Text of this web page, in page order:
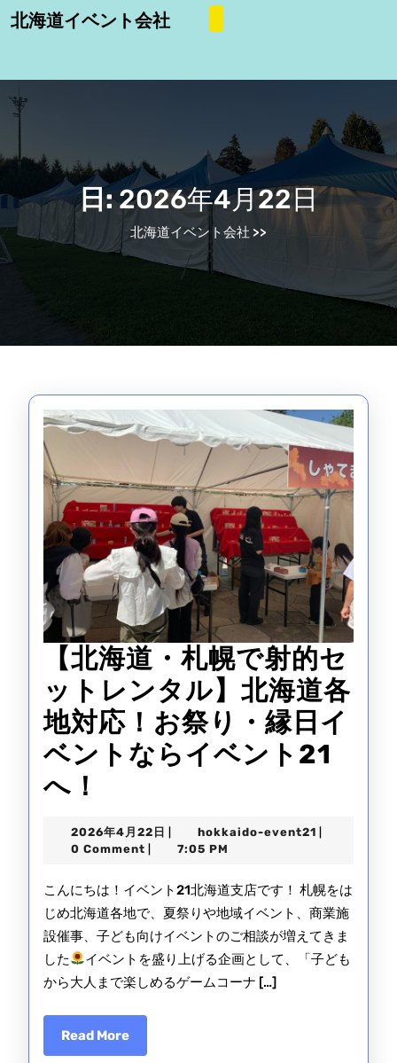
Skip
to北海道イベント会社
日:2026年4月22日
北海道イベント会社 >>
【北海道・札幌で射的セ
ットレンタル】北海道各
地対応！お祭り・縁日イ
ベントならイベント21
へ！
道・
札
幌
で
射
的
セ
2026年4月22日 2026
22
日
hokkaido-event21hokkaido-
0 Comment 7:05 PM
こんにちは！イベント21北海道支店です！ 札幌をは
じめ北海道各地で、夏祭りや地域イベント、商業施
設催事、子ども向けイベントのご相談が増えてきま
した
イベントを盛り上げる企画として、「子ども
から大人まで楽しめるゲームコーナ […]
Read MoreRead
More